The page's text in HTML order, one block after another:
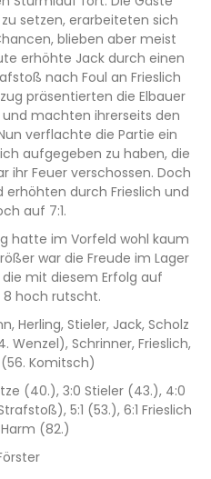
setzen, erarbeiteten sich
blieben aber meist
erhöhte Jack durch einen
nach Foul an Frieslich
präsentierten die Elbauer
machten ihrerseits den
verflachte die Partie ein
aufgegeben zu haben, die
ihr Feuer verschossen. Doch
durch Frieslich und
auf 7:1.
hatte im Vorfeld wohl kaum
war die Freude im Lager
mit diesem Erfolg auf
8 hoch rutscht.
Herling, Stieler, Jack, Scholz
Wenzel), Schrinner, Frieslich,
Komitsch)
(40.), 3:0 Stieler (43.), 4:0
5:1 (53.), 6:1 Frieslich
(82.)